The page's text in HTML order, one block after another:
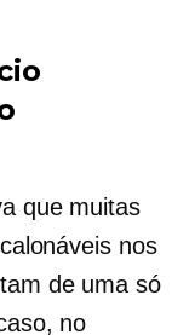
que muitas
​​nos
de uma só
no